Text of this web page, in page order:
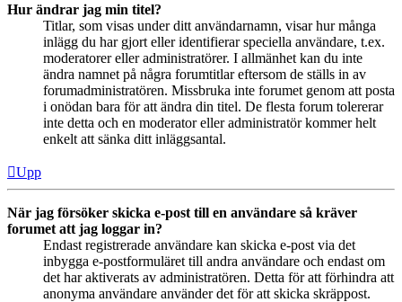
Hur ändrar jag min titel?
Titlar, som visas under ditt användarnamn, visar hur många
inlägg du har gjort eller identifierar speciella användare, t.ex.
moderatorer eller administratörer. I allmänhet kan du inte
ändra namnet på några forumtitlar eftersom de ställs in av
forumadministratören. Missbruka inte forumet genom att posta
i onödan bara för att ändra din titel. De flesta forum tolererar
inte detta och en moderator eller administratör kommer helt
enkelt att sänka ditt inläggsantal.
Upp
När jag försöker skicka e-post till en användare så kräver
forumet att jag loggar in?
Endast registrerade användare kan skicka e-post via det
inbygga e-postformuläret till andra användare och endast om
det har aktiverats av administratören. Detta för att förhindra att
anonyma användare använder det för att skicka skräppost.